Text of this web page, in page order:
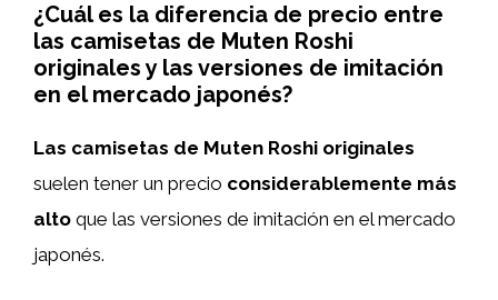
¿Cuál es la diferencia de precio entre
las camisetas de Muten Roshi
originales y las versiones de imitación
en el mercado japonés?
Las camisetas de Muten Roshi originales
suelen tener un precio considerablemente más
alto que las versiones de imitación en el mercado
japonés.